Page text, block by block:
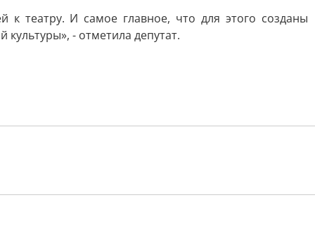
театру. И самое главное, что для этого созданы
- отметила депутат.